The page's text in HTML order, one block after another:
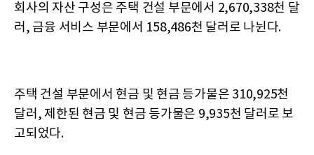
회사의 자산 구성은 주택 건설 부문에서 2,670,338천 달
러, 금융 서비스 부문에서 158,486천 달러로 나뉜다.
주택 건설 부문에서 현금 및 현금 등가물은 310,925천
달러, 제한된 현금 및 현금 등가물은 9,935천 달러로 보
고되었다.